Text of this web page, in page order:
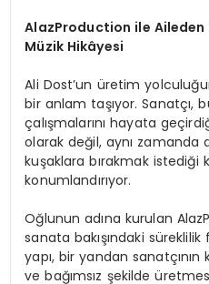
AlazProduction ile Aileden
Müzik Hikâyesi
Ali Dost’un üretim
bir anlam taşıyor. Sanatçı,
çalışmalarını hayata
olarak değil, aynı zamanda
kuşaklara bırakmak istediği
konumlandırıyor.
Oğlunun adına kurulan
sanata bakışındaki süreklilik
yapı, bir yandan
ve bağımsız şekilde